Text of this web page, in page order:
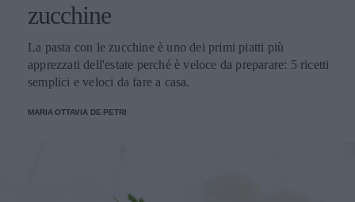
zucchine
La pasta con le zucchine è uno dei primi piatti più
apprezzati dell'estate perché è veloce da preparare: 5 ricetti
semplici e veloci da fare a casa.
MARIA OTTAVIA DE PETRI